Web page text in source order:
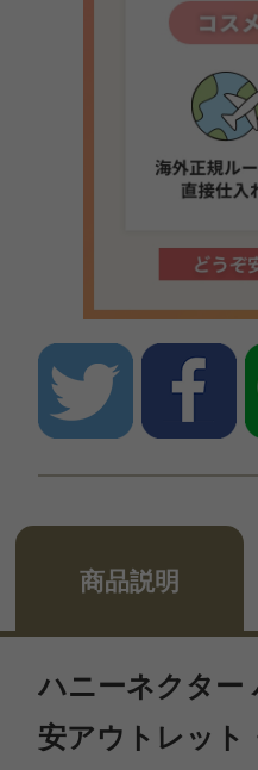
商品説明
ハニーネクター
安アウトレット